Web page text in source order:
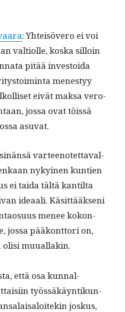
: Yhteisövero ei voi
val­ti­olle, kos­ka sil­loin
pitää investoi­da
men­estyy
eivät mak­sa vero­
jos­sa ovat töis­sä
asuvat.
var­teenotet­taval­
nykyi­nen kun­tien
ei tai­da tältä kan­til­ta
ideaali. Käsit­tääk­seni
menee kokon­
jos­sa pääkont­tori on,
muuallakin.
että osa kun­nal­
työssäkäyn­tikun­
joskus,